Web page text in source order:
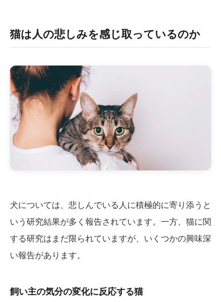
猫は人の悲しみを感じ取っているのか
犬については、悲しんでいる人に積極的に寄り添うと
いう研究結果が多く報告されています。一方、猫に関
する研究はまだ限られていますが、いくつかの興味深
い報告があります。
飼い主の気分の変化に反応する猫